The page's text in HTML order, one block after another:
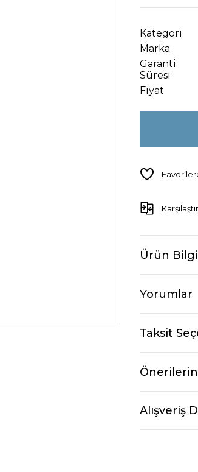
Kategori
Marka
Garanti
Süresi
Fiyat
Karşılaştır
Ürün
Yorumlar
Taksit
Alışveriş